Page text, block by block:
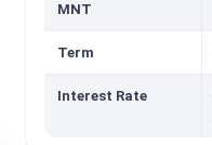
MNT
Term
Interest Rate